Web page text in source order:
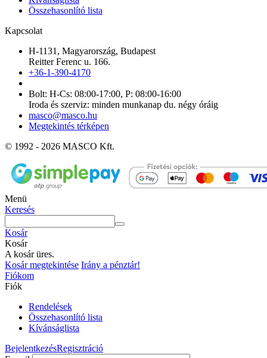
Összehasonlító lista
Kapcsolat
H-1131, Magyarország, Budapest
Reitter Ferenc u. 166.
+36-1-390-4170
Bolt: H-Cs: 08:00-17:00, P: 08:00-16:00
Iroda és szerviz: minden munkanap du. négy óráig
masco@masco.hu
Megtekintés térképen
© 1992 - 2026 MASCO Kft.
Menü
Keresés
Kosár
Kosár
A kosár üres.
Kosár megtekintése Irány a pénztár!
Fiókom
Fiók
Rendelések
Összehasonlító lista
Kívánságlista
BejelentkezésRegisztráció